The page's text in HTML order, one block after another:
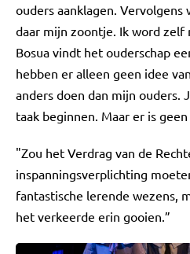
ouders aanklagen.
daar mijn zoontje. Ik word zelf
Bosua vindt het ouderschap
hebben er alleen geen idee
anders doen dan mijn ouders.
taak beginnen. Maar er is
"Zou het Verdrag van de
inspanningsverplichting
fantastische lerende wezens,
het verkeerde erin gooien.”